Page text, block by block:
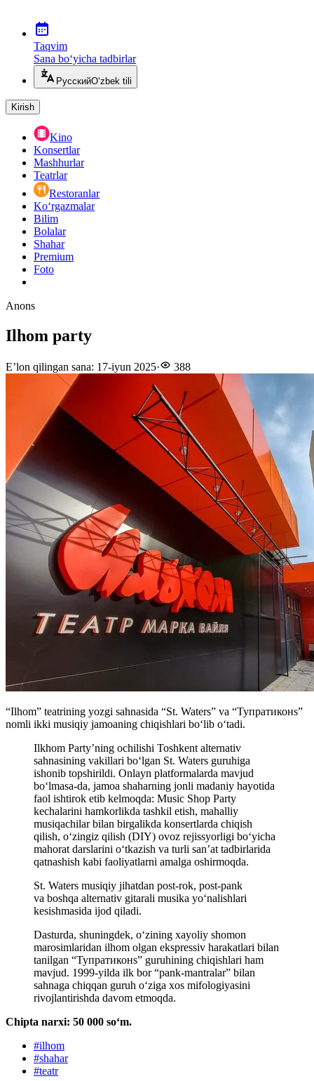
Taqvim
Sana bo‘yicha tadbirlar
РусскийO‘zbek tili
Kirish
Kino
Konsertlar
Mashhurlar
Teatrlar
Restoranlar
Ko‘rgazmalar
Bilim
Bolalar
Shahar
Premium
Foto
Anons
Ilhom party
E’lon qilingan sana: 17-iyun 2025· 388
“Ilhom” teatrining yozgi sahnasida “St. Waters” va “Тупратиконs”
nomli ikki musiqiy jamoaning chiqishlari boʻlib oʻtadi.
Ilkhom Party’ning ochilishi Toshkent alternativ
sahnasining vakillari bo‘lgan St. Waters guruhiga
ishonib topshirildi. Onlayn platformalarda mavjud
bo‘lmasa-da, jamoa shaharning jonli madaniy hayotida
faol ishtirok etib kelmoqda: Music Shop Party
kechalarini hamkorlikda tashkil etish, mahalliy
musiqachilar bilan birgalikda konsertlarda chiqish
qilish, o‘zingiz qilish (DIY) ovoz rejissyorligi bo‘yicha
mahorat darslarini o‘tkazish va turli san’at tadbirlarida
qatnashish kabi faoliyatlarni amalga oshirmoqda.
St. Waters musiqiy jihatdan post-rok, post-pank
va boshqa alternativ gitarali musika yo‘nalishlari
kesishmasida ijod qiladi.
Dasturda, shuningdek, o‘zining xayoliy shomon
marosimlaridan ilhom olgan ekspressiv harakatlari bilan
tanilgan “Тупратиконs” guruhining chiqishlari ham
mavjud. 1999-yilda ilk bor “pank-mantralar” bilan
sahnaga chiqqan guruh o‘ziga xos mifologiyasini
rivojlantirishda davom etmoqda.
Chipta narxi: 50 000 soʻm.
#ilhom
#shahar
#teatr